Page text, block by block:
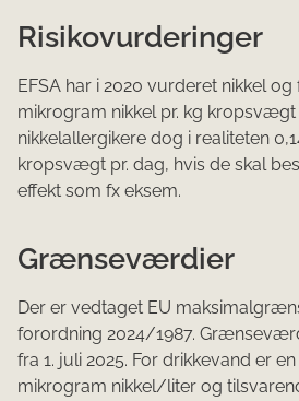
Risikovurderinger
EFSA har i 2020 vurderet nikkel og
mikrogram nikkel pr. kg kropsvægt
nikkelallergikere dog i realiteten
kropsvægt pr. dag, hvis de skal
effekt som fx eksem.
Grænseværdier
Der er vedtaget EU
forordning 2024/1987.
fra 1. juli 2025. For drikkevand er
mikrogram nikkel/liter og